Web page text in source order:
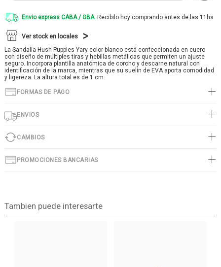
Envio express CABA / GBA. Recibilo hoy comprando antes de las 11hs
Ver stock en locales
La Sandalia Hush Puppies Yary color blanco está confeccionada en cuero
con diseño de múltiples tiras y hebillas metálicas que permiten un ajuste
seguro. Incorpora plantilla anatómica de corcho y descarne natural con
identificación de la marca, mientras que su suelín de EVA aporta comodidad
y ligereza. La altura total es de 1 cm.
FORMAS DE PAGO
ENVIOS
CAMBIOS
PROMOCIONES BANCARIAS
Tambien puede interesarte